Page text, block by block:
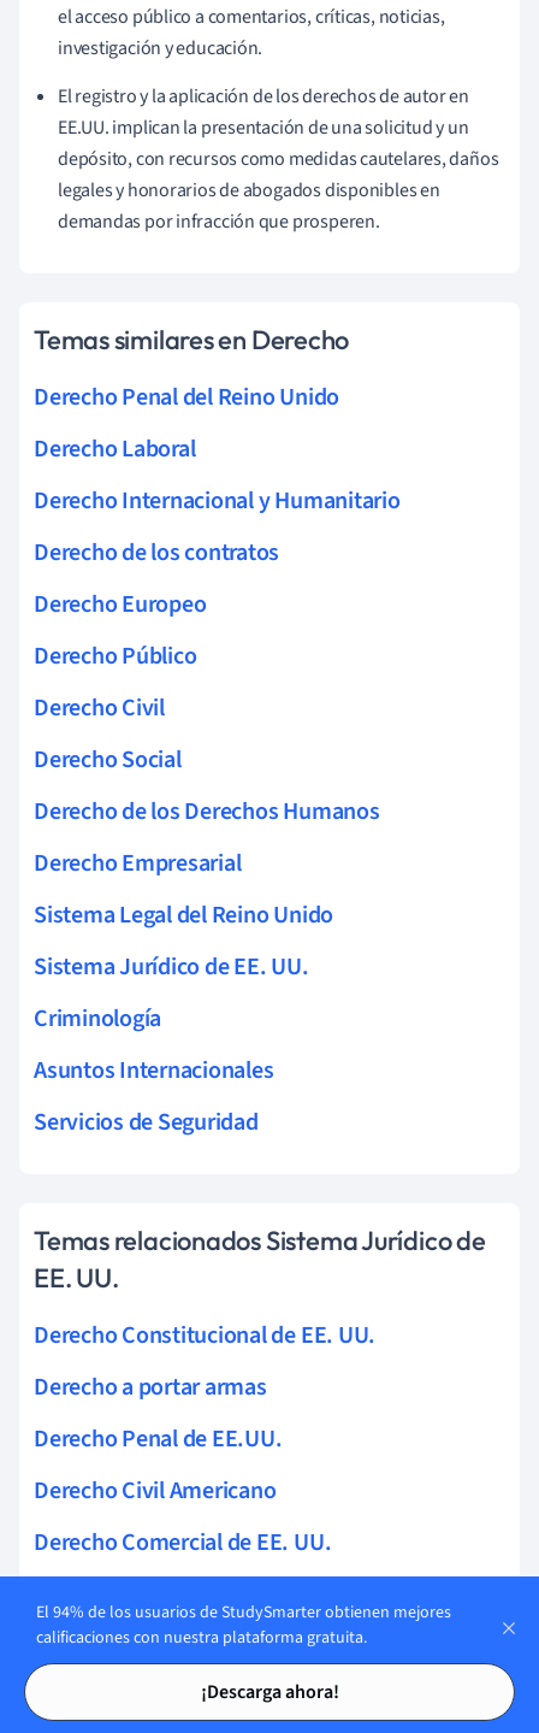
Tarjetas de estudio
Tarjetas de estudio
el acceso público a comentarios, críticas, noticias,
investigación y educación.
El registro y la aplicación de los derechos de autor en
EE.UU. implican la presentación de una solicitud y un
depósito, con recursos como medidas cautelares, daños
legales y honorarios de abogados disponibles en
demandas por infracción que prosperen.
Temas similares en Derecho
Derecho Penal del Reino Unido
Derecho Laboral
Derecho Internacional y Humanitario
Derecho de los contratos
Derecho Europeo
Derecho Público
Derecho Civil
Derecho Social
Derecho de los Derechos Humanos
Derecho Empresarial
Sistema Legal del Reino Unido
Sistema Jurídico de EE. UU.
Criminología
Asuntos Internacionales
Servicios de Seguridad
Temas relacionados Sistema Jurídico de
EE. UU.
Derecho Constitucional de EE. UU.
Derecho a portar armas
Derecho Penal de EE.UU.
Derecho Civil Americano
Derecho Comercial de EE. UU.
Difamación
Libertad de Expresión en EE.UU.
El 94% de los usuarios de StudySmarter obtienen mejores
calificaciones con nuestra plataforma gratuita.
¡Descarga ahora!